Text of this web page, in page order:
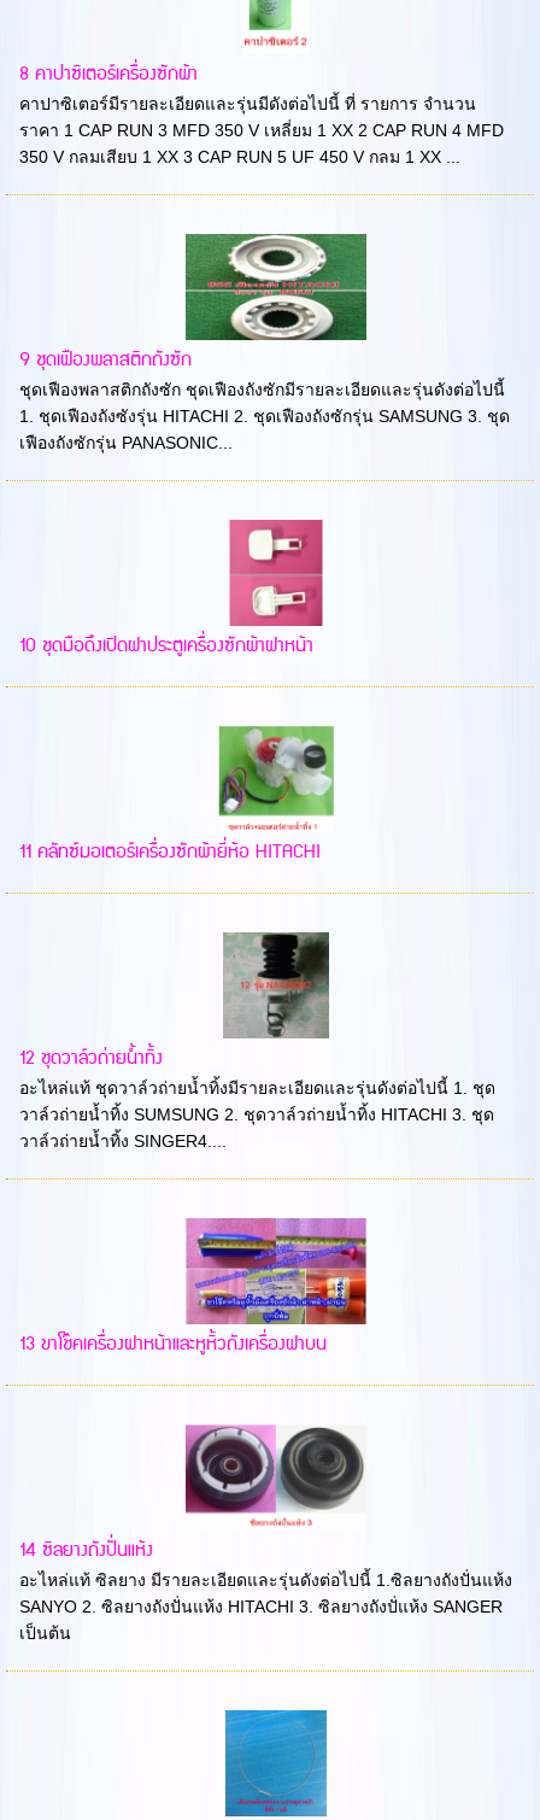
8 คาปาซิเตอร์เครื่องซักผ้า
คาปาซิเตอร์มีรายละเอียดและรุ่นมีดังต่อไปนี้ ที่ รายการ จำนวน
ราคา 1 CAP RUN 3 MFD 350 V เหลี่ยม 1 XX 2 CAP RUN 4 MFD
350 V กลมเสียบ 1 XX 3 CAP RUN 5 UF 450 V กลม 1 XX ...
9 ชุดเฟืองพลาสติกถังซัก
ชุดเฟืองพลาสติกถังซัก ชุดเฟืองถังซักมีรายละเอียดและรุ่นดังต่อไปนี้
1. ชุดเฟืองถังซังรุ่น HITACHI 2. ชุดเฟืองถังซักรุ่น SAMSUNG 3. ชุด
เฟืองถังซักรุ่น PANASONIC...
10 ชุดมือดึงเปิดฝาประตูเครื่องซักผ้าฝาหน้า
11 คลัทซ์มอเตอร์เครื่องซักผ้ายี่ห้อ HITACHI
12 ชุดวาล์วถ่ายน้ำทิ้ง
อะไหล่แท้ ชุดวาล์วถ่ายน้ำทิ้งมีรายละเอียดและรุ่นดังต่อไปนี้ 1. ชุด
วาล์วถ่ายน้ำทิ้ง SUMSUNG 2. ชุดวาล์วถ่ายน้ำทิ้ง HITACHI 3. ชุด
วาล์วถ่ายน้ำทิ้ง SINGER4....
13 ขาโช๊คเครื่องฝาหน้าและหูหิ้วถังเครื่องฝาบน
14 ซิลยางถังปั่นแห้ง
อะไหล่แท้ ซิลยาง มีรายละเอียดและรุ่นดังต่อไปนี้ 1.ซิลยางถังปั่นแห้ง
SANYO 2. ซิลยางถังปั่นแห้ง HITACHI 3. ซิลยางถังปั่แห้ง SANGER
เป็นต้น